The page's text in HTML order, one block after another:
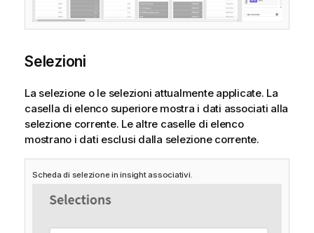
Selezioni
La selezione o le selezioni attualmente applicate. La
casella di elenco superiore mostra i dati associati alla
selezione corrente. Le altre caselle di elenco
mostrano i dati esclusi dalla selezione corrente.
Scheda di selezione in insight associativi.